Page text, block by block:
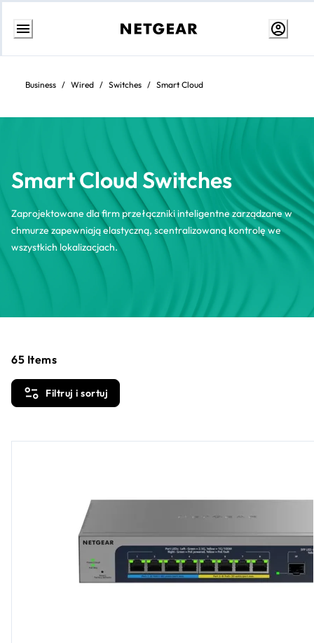
Przejdź
treściBusiness / Wired / Switches / Smart Cloud
Smart Cloud Switches
Zaprojektowane dla firm przełączniki inteligentne zarządzane w
chmurze zapewniają elastyczną, scentralizowaną kontrolę we
wszystkich lokalizacjach.
Filtruj i sortuj
65 Items